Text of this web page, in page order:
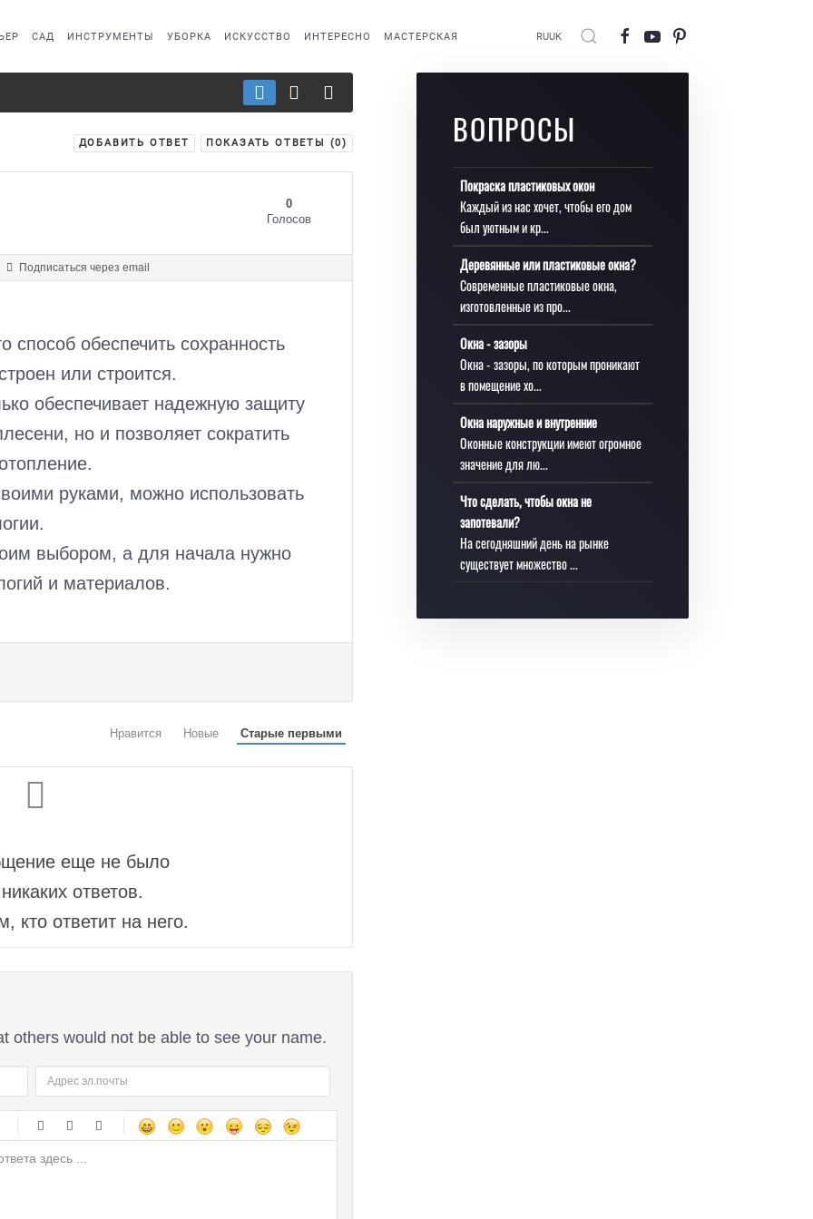
САД ИНСТРУМЕНТЫ УБОРКА ИСКУССТВО ИНТЕРЕСНО МАСТЕРСКАЯ RUUK
ДОБАВИТЬ ОТВЕТ ПОКАЗАТЬ ОТВЕТЫ (0)
0
Голосов
Подписаться через email
обеспечить сохранность
или строится.
обеспечивает надежную защиту
но и позволяет сократить
руками, можно использовать
выбором, а для начала нужно
и материалов.
Нравится Новые Старые первыми
еще не было
ответов.
кто ответит на него.
others would not be able to see your name.
-
-
-
ВОПРОСЫ
Покраска пластиковых окон
Каждый из нас хочет, чтобы его дом
был уютным и кр...
Деревянные или пластиковые окна?
Современные пластиковые окна,
изготовленные из про...
Окна - зазоры
Окна - зазоры, по которым проникают
в помещение хо...
Окна наружные и внутренние
Оконные конструкции имеют огромное
значение для лю...
Что сделать, чтобы окна не
запотевали?
На сегодняшний день на рынке
существует множество ...